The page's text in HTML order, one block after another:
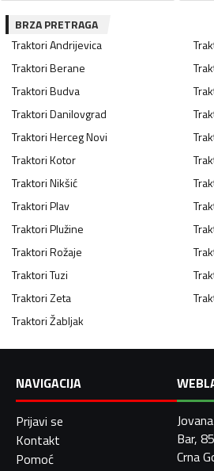
BRZA PRETRAGA
TraktoriAndrijevica
TraktoriBerane
TraktoriBudva
TraktoriDanilovgrad
TraktoriHerceg Novi
TraktoriKotor
TraktoriNikšić
TraktoriPlav
TraktoriPlužine
TraktoriRožaje
TraktoriTuzi
TraktoriZeta
TraktoriŽabljak
NAVIGACIJA
Prijavi se
Kontakt
Pomoć
Bar,
Crna